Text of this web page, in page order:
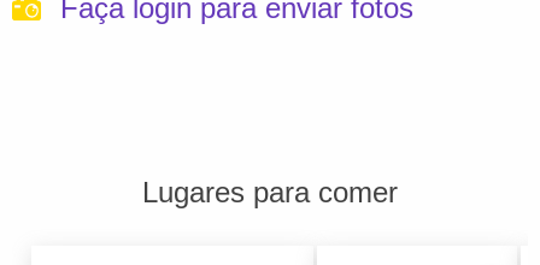
Faça login para enviar fotos
Lugares para comer